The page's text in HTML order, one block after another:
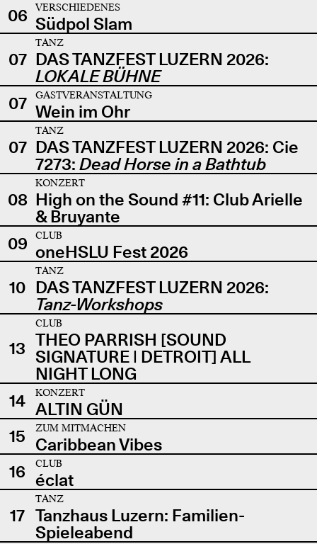
06
VERSCHIEDENES
Südpol Slam
07
TANZ
DAS TANZFEST LUZERN 2026:
LOKALE BÜHNE
07
GASTVERANSTALTUNG
Wein im Ohr
07
TANZ
DAS TANZFEST LUZERN 2026: Cie
7273: Dead Horse in a Bathtub
08
KONZERT
High on the Sound #11: Club Arielle
& Bruyante
09
CLUB
oneHSLU Fest 2026
10
TANZ
DAS TANZFEST LUZERN 2026:
Tanz-Workshops
13
CLUB
THEO PARRISH [SOUND
SIGNATURE | DETROIT] ALL
NIGHT LONG
14
KONZERT
ALTIN GÜN
15
ZUM MITMACHEN
Caribbean Vibes
16
CLUB
éclat
17
TANZ
Tanzhaus Luzern: Familien-
Spieleabend